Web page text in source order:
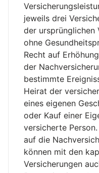
jeweils drei
der ursprünglichen
ohne
Recht auf
der
bestimmte
Heirat der
eines eigenen
oder Kauf einer
versicherte
auf die
können mit den
Versicherungen